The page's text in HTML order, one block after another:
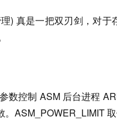
) 真是一把双刃剑，对于
数控制 ASM 后台进程
ASM_POWER_LIMIT